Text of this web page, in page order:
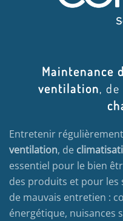
Maintenance
ventilation, de
Entretenir
ventilation, de
essentiel pour le bien
des produits et pour les
de mauvais entretien :
énergétique, nuisances